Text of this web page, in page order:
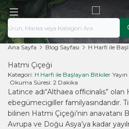
Ana Sayfa Blog Sayfası H Harfi ile
Hatmi Çiçeği
Kategori: H Harfi ile Başlayan Bitkiler•
• Okuma Süresi: 2 Dakika
Latince adı“Althaea officinalis”
ebegümecigiller familyasındandır.
bilinen Hatmi Çiçeği’nin anavatanı
Avrupa ve Doğu Asya’ya kadar